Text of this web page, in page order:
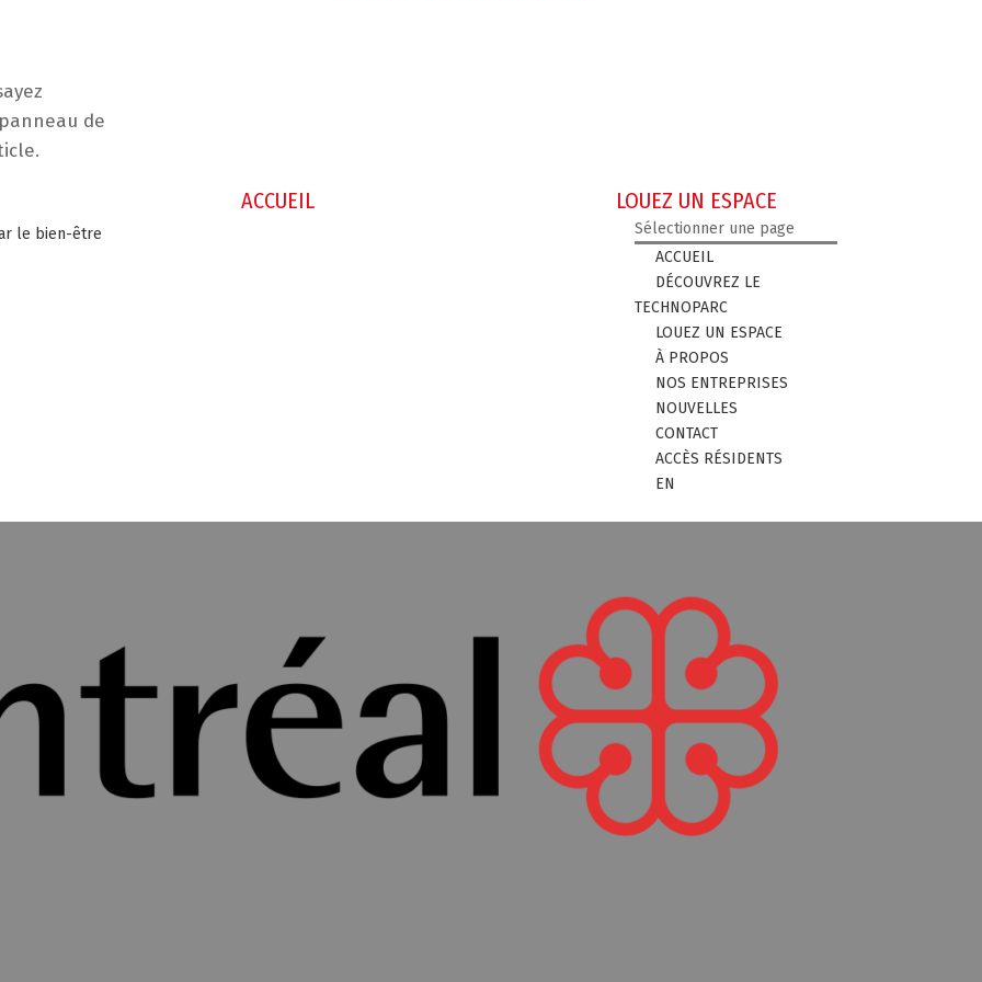
ACCUEIL LOUEZ UN ESPACE
Sélectionner une page
ACCUEIL
DÉCOUVREZ LE
TECHNOPARC
LOUEZ UN ESPACE
À PROPOS
NOS ENTREPRISES
NOUVELLES
CONTACT
ACCÈS RÉSIDENTS
EN
de
le bien-être